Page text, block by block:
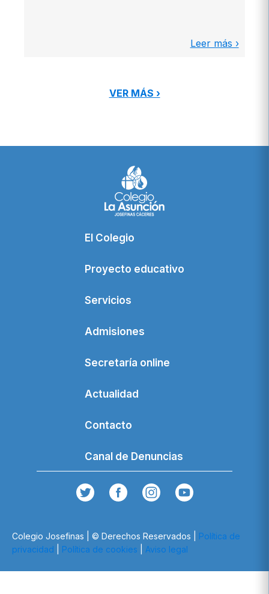
Leer más ›
VER MÁS ›
El Colegio
Proyecto educativo
Servicios
Admisiones
Secretaría online
Actualidad
Contacto
Canal de Denuncias
Colegio Josefinas | © Derechos Reservados | Política de
privacidad
Política de cookies Aviso legal